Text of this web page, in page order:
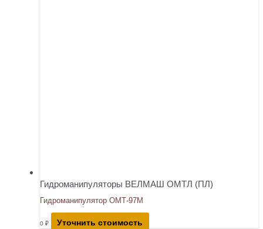
Гидроманипуляторы ВЕЛМАШ ОМТЛ (ПЛ)
Гидроманипулятор ОМТ-97М
0 ₽ Уточнить стоимость